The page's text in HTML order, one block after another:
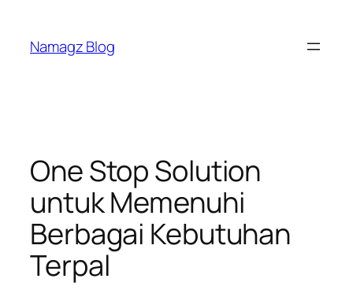
content
Namagz Blog
One Stop Solution
untuk Memenuhi
Berbagai Kebutuhan
Terpal